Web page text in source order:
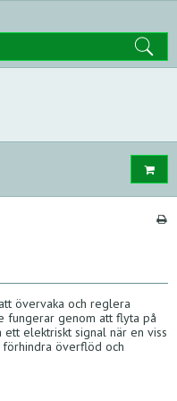
övervaka och reglera
fungerar genom att flyta på
elektriskt signal när en viss
förhindra överflöd och